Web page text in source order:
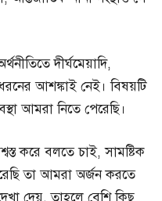
দীর্ঘমেয়াদি,
আশঙ্কাই নেই। বিষয়টি
আমরা নিতে পেরেছি।
করে বলতে চাই, সামষ্টিক
তা আমরা অর্জন করতে
দেয়, তাহলে বেশি কিছু